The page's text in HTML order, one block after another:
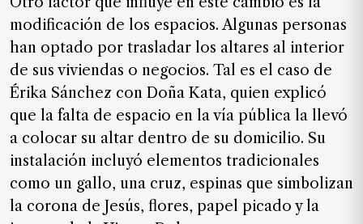
modificación de los espacios. Algunas personas
han optado por trasladar los altares al interior
de sus viviendas o negocios. Tal es el caso de
Érika Sánchez con Doña Kata, quien explicó
que la falta de espacio en la vía pública la llevó
a colocar su altar dentro de su domicilio. Su
instalación incluyó elementos tradicionales
como un gallo, una cruz, espinas que simbolizan
la corona de Jesús, flores, papel picado y la